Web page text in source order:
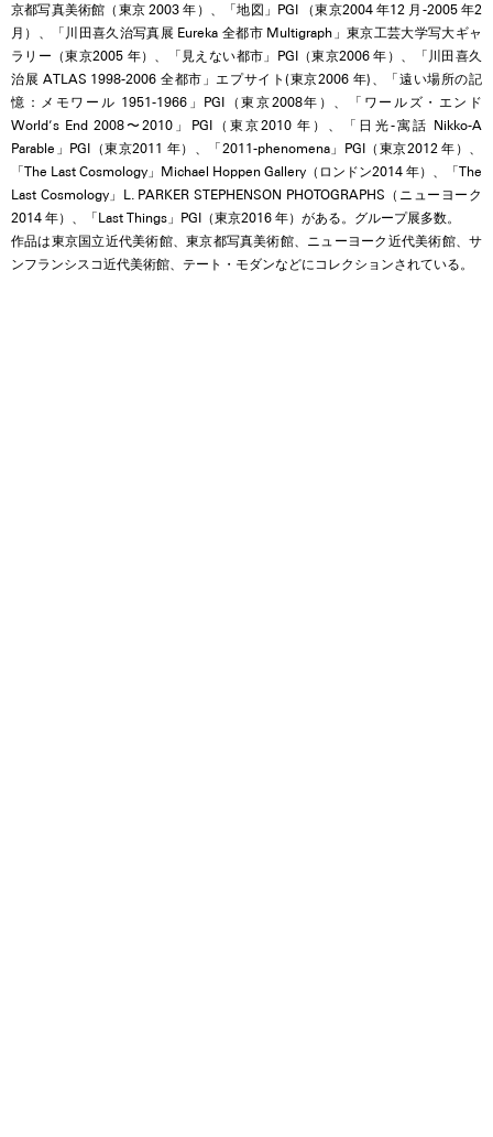
京都写真美術館（東京 2003 年）、「地図」PGI （東京2004 年12 月-2005 年2
月）、「川田喜久治写真展 Eureka 全都市 Multigraph」東京工芸大学写大ギャ
ラリー（東京2005 年）、「見えない都市」PGI（東京2006 年）、「川田喜久
治展 ATLAS 1998-2006 全都市」エプサイト(東京2006 年)、「遠い場所の記
憶：メモワール 1951-1966」PGI（東京2008年）、「ワールズ・エンド
World’s End 2008〜2010」PGI（東京2010 年）、「日光-寓話 Nikko-A
Parable」PGI（東京2011 年）、「2011-phenomena」PGI（東京2012 年）、
「The Last Cosmology」Michael Hoppen Gallery（ロンドン2014 年）、「The
Last Cosmology」L. PARKER STEPHENSON PHOTOGRAPHS（ニューヨーク
2014 年）、「Last Things」PGI（東京2016 年）がある。グループ展多数。
作品は東京国立近代美術館、東京都写真美術館、ニューヨーク近代美術館、サ
ンフランシスコ近代美術館、テート・モダンなどにコレクションされている。